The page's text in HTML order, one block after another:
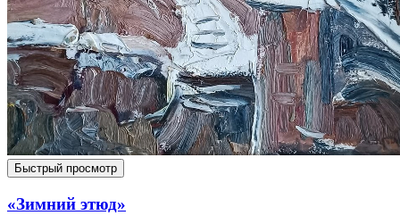
Быстрый просмотр
«Зимний этюд»